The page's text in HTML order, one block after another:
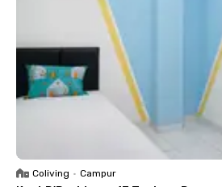
Coliving • Campur